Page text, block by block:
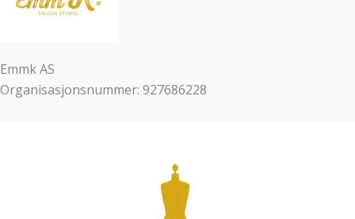
Emmk AS
Organisasjonsnummer: 927686228